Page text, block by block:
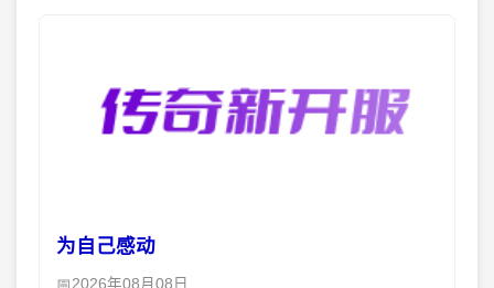
为自己感动
2026年08月08日